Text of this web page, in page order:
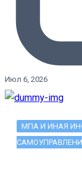
Июл 6, 2026
МПА И ИНАЯ